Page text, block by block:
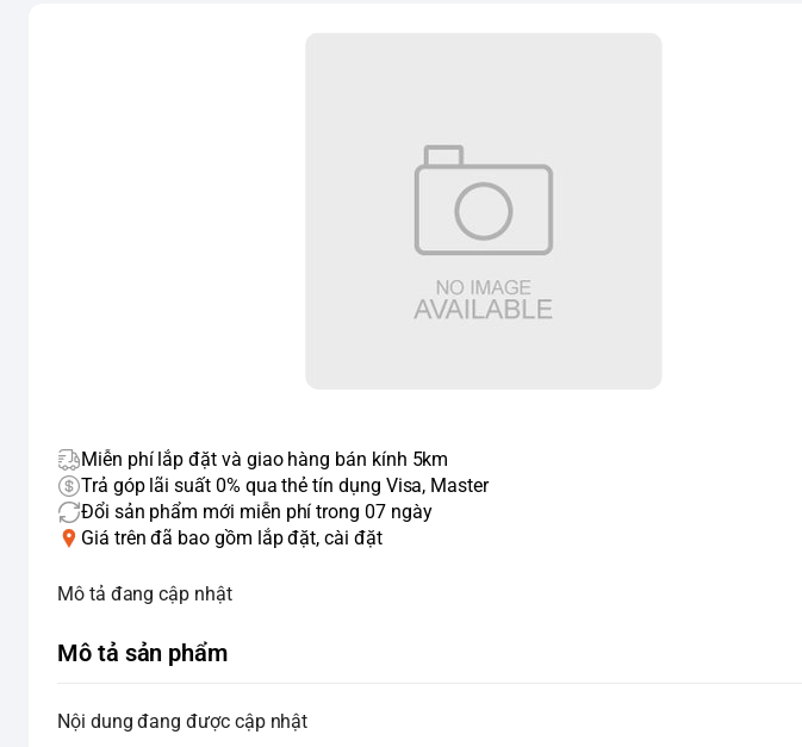
Miễn phí lắp đặt và giao hàng bán kính 5km
Trả góp lãi suất 0% qua thẻ tín dụng Visa, Master
Đổi sản phẩm mới miễn phí trong 07 ngày
Giá trên đã bao gồm lắp đặt, cài đặt
Mô tả đang cập nhật
Mô tả sản phẩm
Nội dung đang được cập nhật